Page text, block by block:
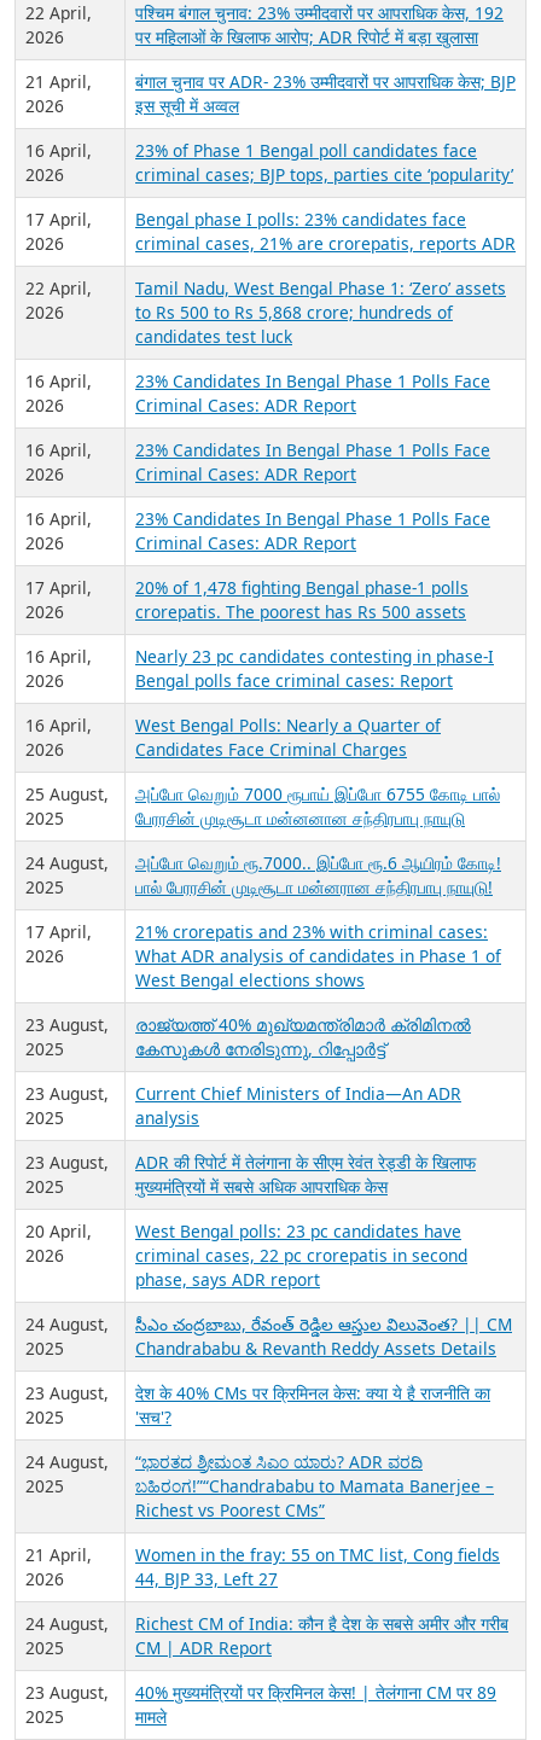
22 April,
2026
पश्चिम बंगाल चुनाव: 23% उम्मीदवारों पर आपराधिक केस, 192
पर महिलाओं के खिलाफ आरोप; ADR रिपोर्ट में बड़ा खुलासा
21 April,
2026
बंगाल चुनाव पर ADR- 23% उम्मीदवारों पर आपराधिक केस; BJP
इस सूची में अव्वल
16 April,
2026
23% of Phase 1 Bengal poll candidates face
criminal cases; BJP tops, parties cite ‘popularity’
17 April,
2026
Bengal phase I polls: 23% candidates face
criminal cases, 21% are crorepatis, reports ADR
22 April,
2026
Tamil Nadu, West Bengal Phase 1: ‘Zero’ assets
to Rs 500 to Rs 5,868 crore; hundreds of
candidates test luck
16 April,
2026
23% Candidates In Bengal Phase 1 Polls Face
Criminal Cases: ADR Report
16 April,
2026
23% Candidates In Bengal Phase 1 Polls Face
Criminal Cases: ADR Report
16 April,
2026
23% Candidates In Bengal Phase 1 Polls Face
Criminal Cases: ADR Report
17 April,
2026
20% of 1,478 fighting Bengal phase-1 polls
crorepatis. The poorest has Rs 500 assets
16 April,
2026
Nearly 23 pc candidates contesting in phase-I
Bengal polls face criminal cases: Report
16 April,
2026
West Bengal Polls: Nearly a Quarter of
Candidates Face Criminal Charges
25 August,
2025
அப்போ வெறும் 7000 ரூபாய் இப்போ 6755 கோடி பால்
பேரரசின் முடிசூடா மன்னனான சந்திரபாபு நாயுடு
24 August,
2025
அப்போ வெறும் ரூ.7000.. இப்போ ரூ.6 ஆயிரம் கோடி!
பால் பேரரசின் முடிசூடா மன்னரான சந்திரபாபு நாயுடு!
17 April,
2026
21% crorepatis and 23% with criminal cases:
What ADR analysis of candidates in Phase 1 of
West Bengal elections shows
23 August,
2025
രാജ്യത്ത് 40% മുഖ്യമന്ത്രിമാർ ക്രിമിനൽ
കേസുകൾ നേരിടുന്നു, റിപ്പോർട്ട്
23 August,
2025
Current Chief Ministers of India—An ADR
analysis
23 August,
2025
ADR की रिपोर्ट में तेलंगाना के सीएम रेवंत रेड्डी के खिलाफ
मुख्यमंत्रियों में सबसे अधिक आपराधिक केस
20 April,
2026
West Bengal polls: 23 pc candidates have
criminal cases, 22 pc crorepatis in second
phase, says ADR report
24 August,
2025
సీఎం చంద్రబాబు, రేవంత్ రెడ్డిల ఆస్తుల విలువెంత? || CM
Chandrababu & Revanth Reddy Assets Details
23 August,
2025
देश के 40% CMs पर क्रिमिनल केस: क्या ये है राजनीति का
'सच'?
24 August,
2025
“ಭಾರತದ ಶ್ರೀಮಂತ ಸಿಎಂ ಯಾರು? ADR ವರದಿ
ಬಹಿರಂಗ!”“Chandrababu to Mamata Banerjee –
Richest vs Poorest CMs”
21 April,
2026
Women in the fray: 55 on TMC list, Cong fields
44, BJP 33, Left 27
24 August,
2025
Richest CM of India: कौन है देश के सबसे अमीर और गरीब
CM | ADR Report
23 August,
2025
40% मुख्यमंत्रियों पर क्रिमिनल केस! | तेलंगाना CM पर 89
मामले